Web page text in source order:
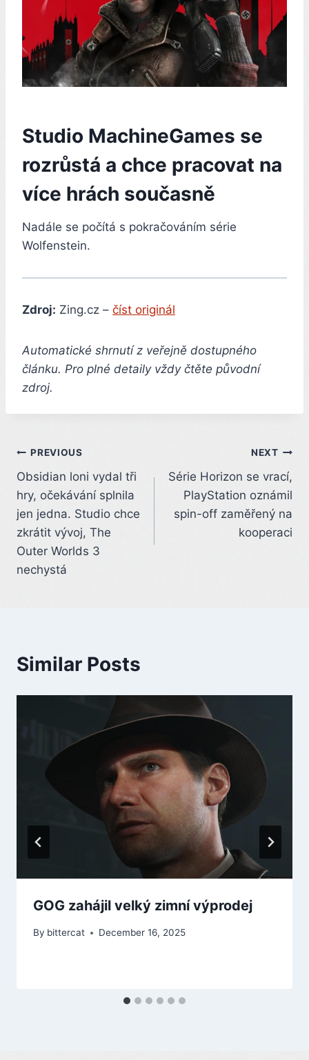
Studio MachineGames se
rozrůstá a chce pracovat na
více hrách současně
Nadále se počítá s pokračováním série
Wolfenstein.
Zdroj: Zing.cz – číst originál
Automatické shrnutí z veřejně dostupného
článku. Pro plné detaily vždy čtěte původní
zdroj.
Post
navigation
PREVIOUS
Obsidian loni vydal tři
hry, očekávání splnila
jen jedna. Studio chce
zkrátit vývoj, The
Outer Worlds 3
nechystá
NEXT
Série Horizon se vrací,
PlayStation oznámil
spin-off zaměřený na
kooperaci
Similar Posts
GOG zahájil velký zimní výprodej
By bittercat December 16, 2025